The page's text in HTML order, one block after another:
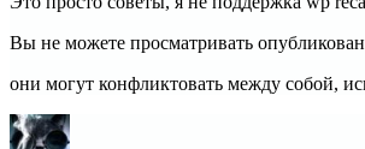
Вы не можете просматривать
они могут конфликтовать между собой,